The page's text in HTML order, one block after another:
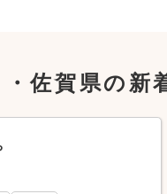
佐賀県の新